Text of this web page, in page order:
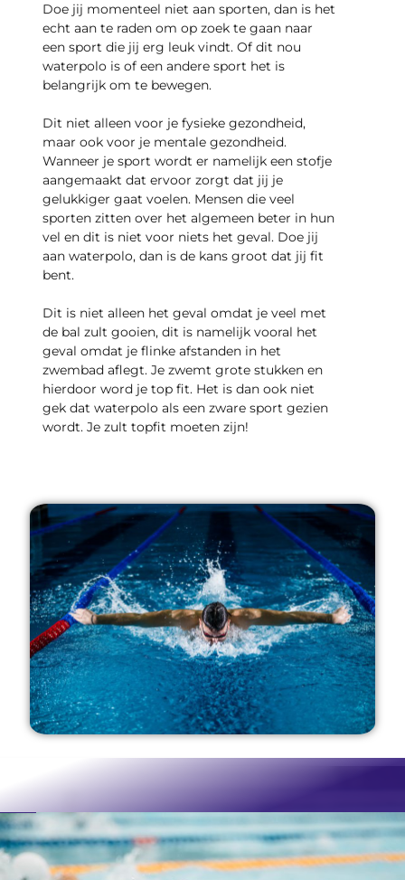
Doe jij momenteel niet aan sporten, dan is het
echt aan te raden om op zoek te gaan naar
een sport die jij erg leuk vindt. Of dit nou
waterpolo is of een andere sport het is
belangrijk om te bewegen.
Dit niet alleen voor je fysieke gezondheid,
maar ook voor je mentale gezondheid.
Wanneer je sport wordt er namelijk een stofje
aangemaakt dat ervoor zorgt dat jij je
gelukkiger gaat voelen. Mensen die veel
sporten zitten over het algemeen beter in hun
vel en dit is niet voor niets het geval. Doe jij
aan waterpolo, dan is de kans groot dat jij fit
bent.
Dit is niet alleen het geval omdat je veel met
de bal zult gooien, dit is namelijk vooral het
geval omdat je flinke afstanden in het
zwembad aflegt. Je zwemt grote stukken en
hierdoor word je top fit. Het is dan ook niet
gek dat waterpolo als een zware sport gezien
wordt. Je zult topfit moeten zijn!